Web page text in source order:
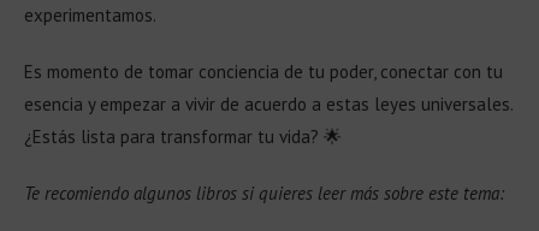
experimentamos.
Es momento de tomar conciencia de tu poder, conectar con tu
esencia y empezar a vivir de acuerdo a estas leyes universales.
¿Estás lista para transformar tu vida? 🌟
Te recomiendo algunos libros si quieres leer más sobre este tema: